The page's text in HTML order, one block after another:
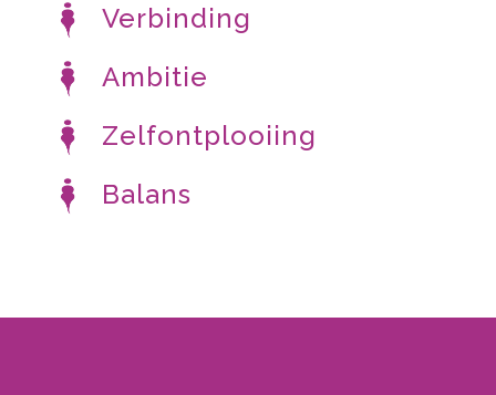
Verbinding
Ambitie
Zelfontplooiing
Balans